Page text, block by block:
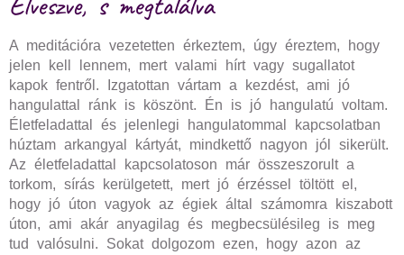
A meditációra vezetetten érkeztem, úgy éreztem, hogy
jelen kell lennem, mert valami hírt vagy sugallatot
kapok fentről. Izgatottan vártam a kezdést, ami jó
hangulattal ránk is köszönt. Én is jó hangulatú voltam.
Életfeladattal és jelenlegi hangulatommal kapcsolatban
húztam arkangyal kártyát, mindkettő nagyon jól sikerült.
Az életfeladattal kapcsolatoson már összeszorult a
torkom, sírás kerülgetett, mert jó érzéssel töltött el,
hogy jó úton vagyok az égiek által számomra kiszabott
úton, ami akár anyagilag és megbecsülésileg is meg
tud valósulni. Sokat dolgozom ezen, hogy azon az